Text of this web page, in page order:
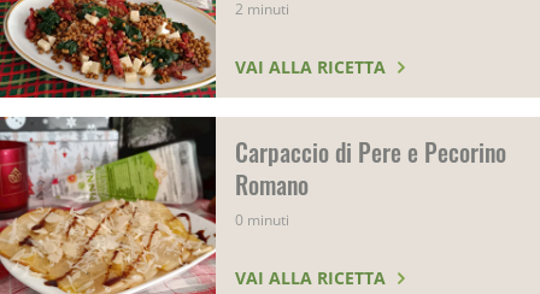
2 minuti
VAI ALLA RICETTA
Carpaccio di Pere e Pecorino
Romano
0 minuti
VAI ALLA RICETTA